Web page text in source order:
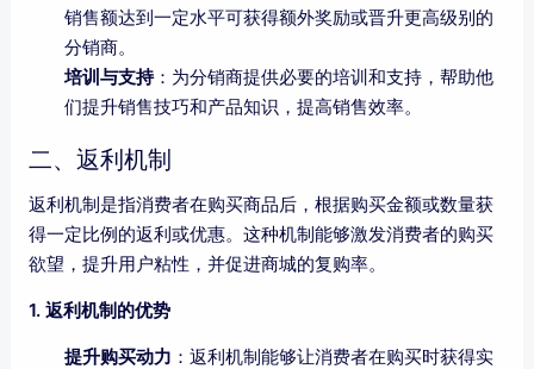
销售额达到一定水平可获得额外奖励或晋升更高级别的
分销商。
培训与支持：为分销商提供必要的培训和支持，帮助他
们提升销售技巧和产品知识，提高销售效率。
二、返利机制
返利机制是指消费者在购买商品后，根据购买金额或数量获
得一定比例的返利或优惠。这种机制能够激发消费者的购买
欲望，提升用户粘性，并促进商城的复购率。
1. 返利机制的优势
提升购买动力 ：返利机制能够让消费者在购买时获得实